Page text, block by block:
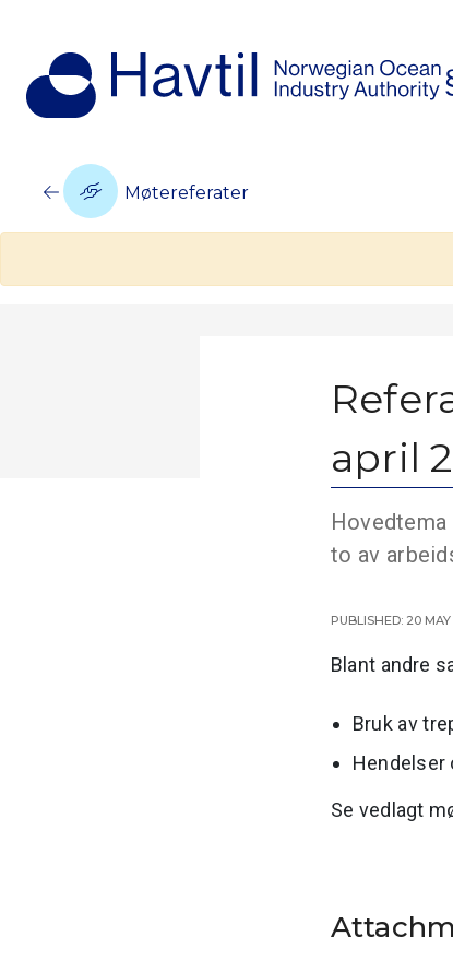
Møtereferater
april
to av
Published: 20 May
Blant andre
Bruk av
Hendelser
Se vedlagt